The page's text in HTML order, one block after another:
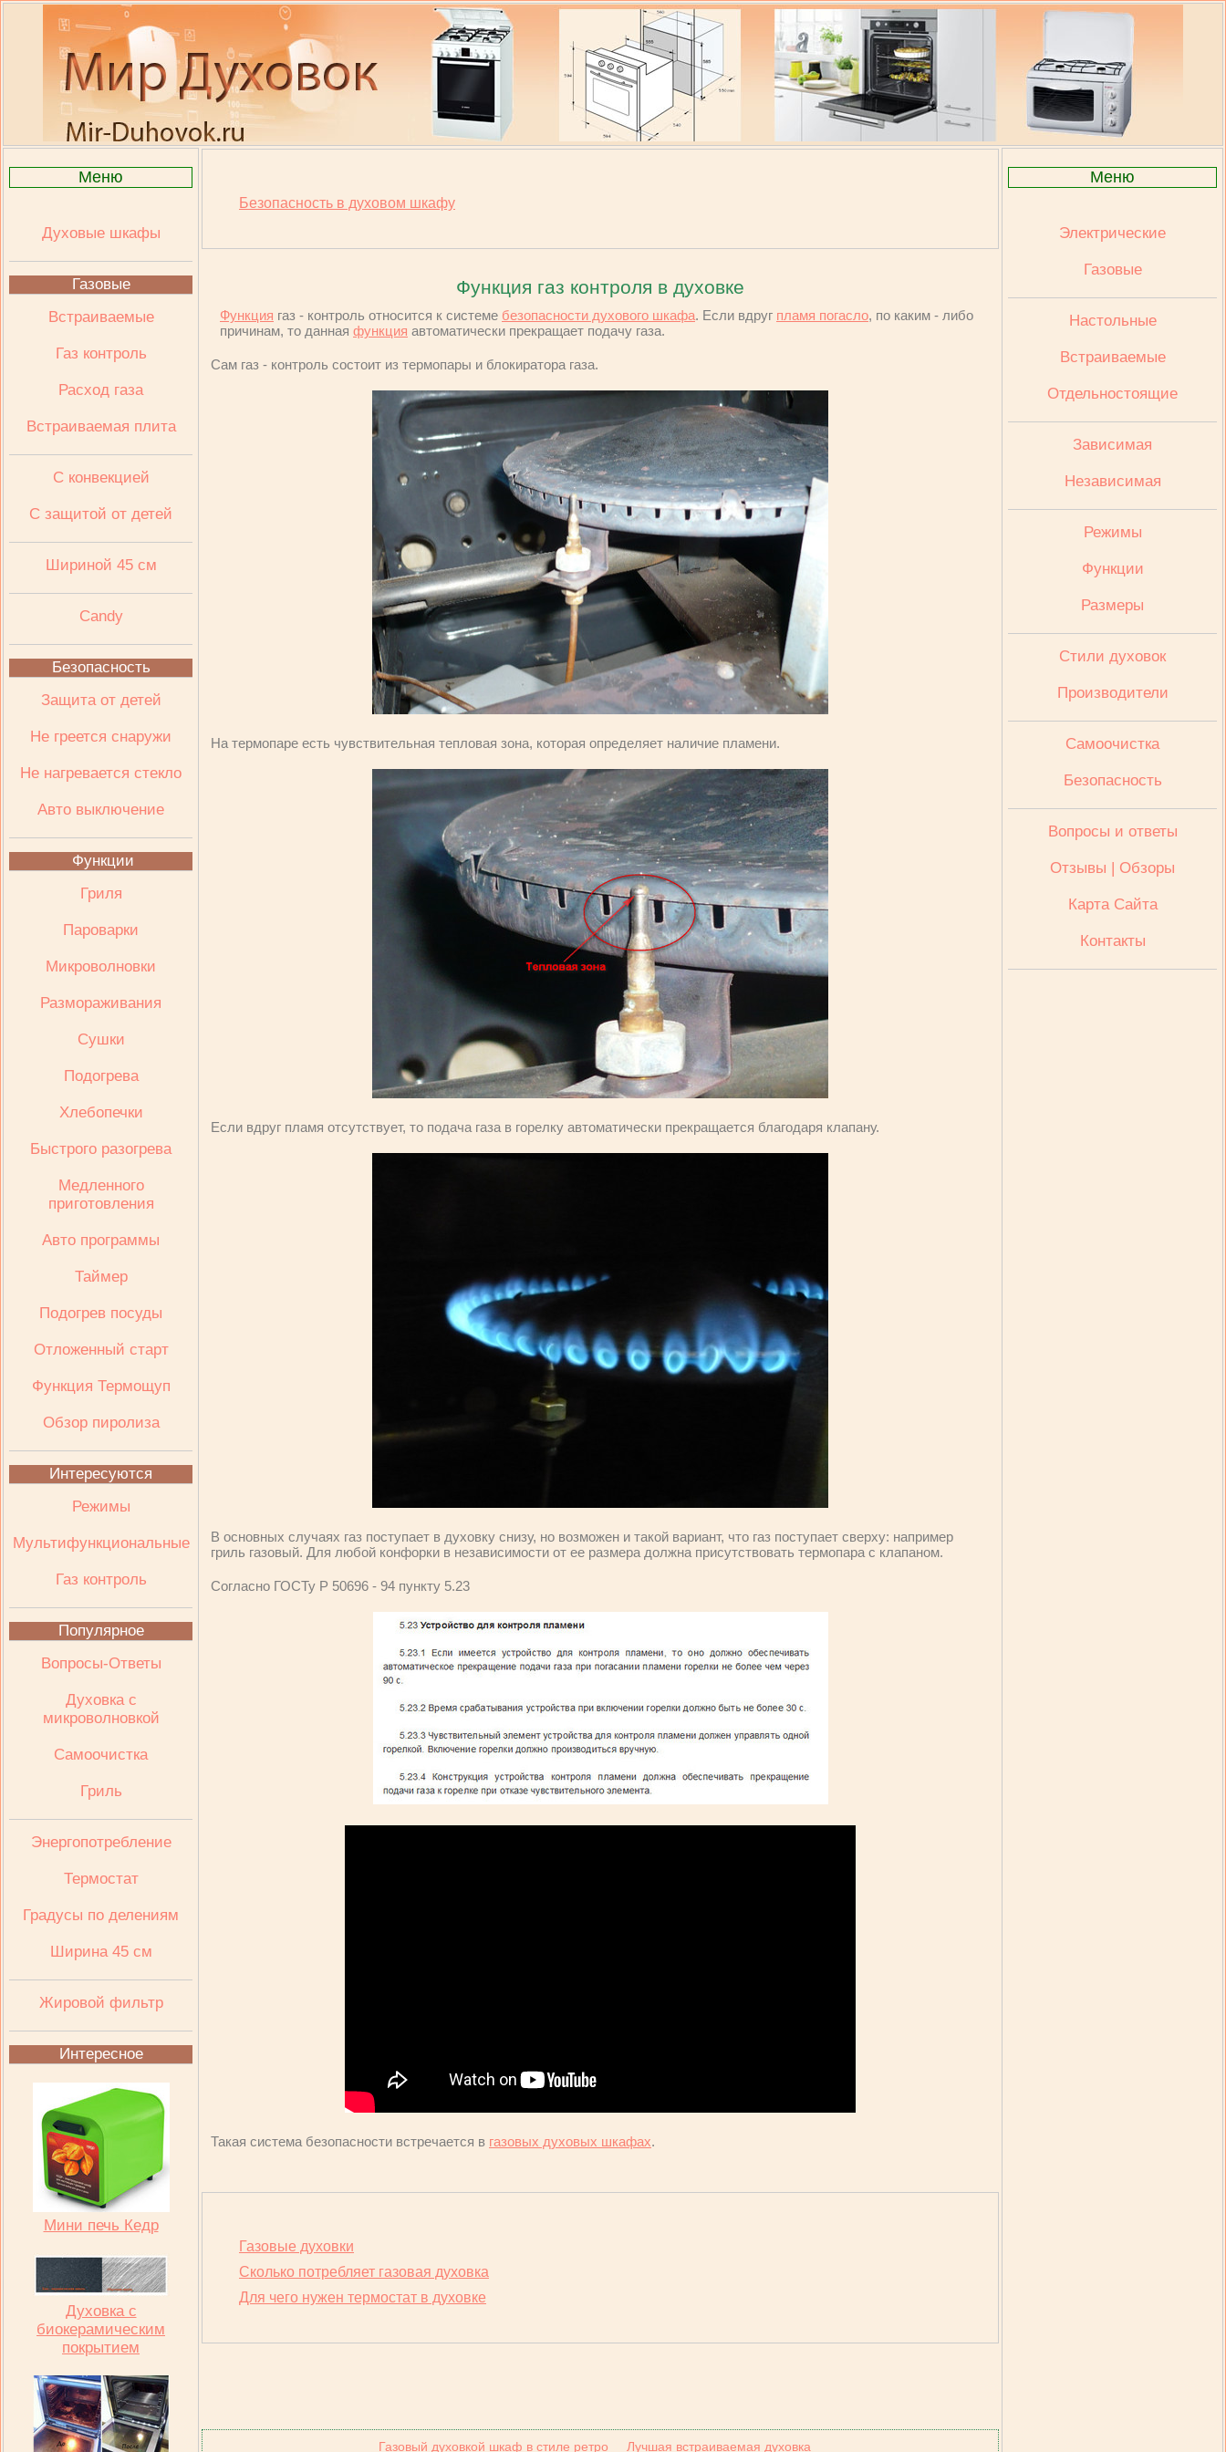
Меню
Духовые шкафы
Газовые
Встраиваемые
Газ контроль
Расход газа
Встраиваемая плита
C конвекцией
C защитой от детей
Шириной 45 см
Candy
Безопасность
Защита от детей
Не греется снаружи
Не нагревается стекло
Авто выключение
Функции
Гриля
Пароварки
Микроволновки
Размораживания
Сушки
Подогрева
Хлебопечки
Быстрого разогрева
Медленного
приготовления
Авто программы
Таймер
Подогрев посуды
Отложенный старт
Функция Термощуп
Обзор пиролиза
Интересуются
Режимы
Мультифункциональные
Газ контроль
Популярное
Вопросы-Ответы
Духовка с
микроволновкой
Самоочистка
Гриль
Энергопотребление
Термостат
Градусы по делениям
Ширина 45 см
Жировой фильтр
Интересное
Мини печь Кедр
Духовка с
биокерамическим
покрытием
Безопасность в духовом шкафу
Функция газ контроля в духовке
Функция газ - контроль относится к системе безопасности духового шкафа. Если вдруг пламя погасло, по каким - либо
причинам, то данная функция автоматически прекращает подачу газа.
Сам газ - контроль состоит из термопары и блокиратора газа.
На термопаре есть чувствительная тепловая зона, которая определяет наличие пламени.
Если вдруг пламя отсутствует, то подача газа в горелку автоматически прекращается благодаря клапану.
В основных случаях газ поступает в духовку снизу, но возможен и такой вариант, что газ поступает сверху: например
гриль газовый. Для любой конфорки в независимости от ее размера должна присутствовать термопара с клапаном.
Согласно ГОСТу Р 50696 - 94 пункту 5.23
Такая система безопасности встречается в газовых духовых шкафах.
Газовые духовки
Сколько потребляет газовая духовка
Для чего нужен термостат в духовке
Газовый духовкой шкаф в стиле ретро Лучшая встраиваемая духовка
Меню
Электрические
Газовые
Настольные
Встраиваемые
Отдельностоящие
Зависимая
Независимая
Режимы
Функции
Размеры
Стили духовок
Производители
Cамоочистка
Безопасность
Вопросы и ответы
Отзывы | Обзоры
Карта Сайта
Контакты